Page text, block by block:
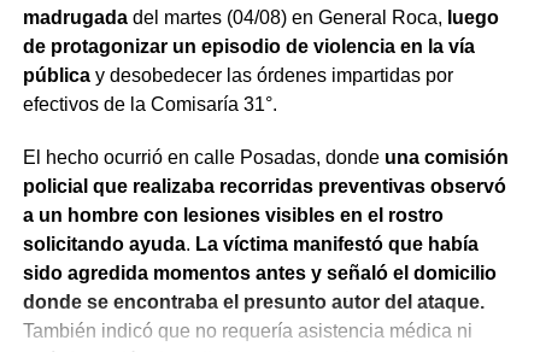
madrugadadel martes (04/08) en General Roca, luego
de protagonizar un episodio de violencia en la vía
públicay desobedecer las órdenes impartidas por
efectivos de la Comisaría 31°.
El hecho ocurrió en calle Posadas, donde una comisión
policial que realizaba recorridas preventivas observó
a un hombre con lesiones visibles en el rostro
solicitando ayuda. La víctima manifestó que había
sido agredida momentos antes y señaló el domicilio
donde se encontraba el presunto autor del ataque.
También indicó que no requería asistencia médica ni